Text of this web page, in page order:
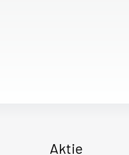
Aktie